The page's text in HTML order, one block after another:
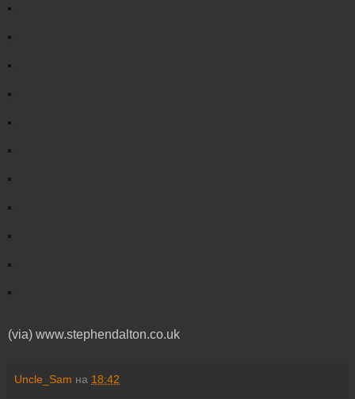
(via) www.stephendalton.co.uk
Uncle_Sam на 18:42